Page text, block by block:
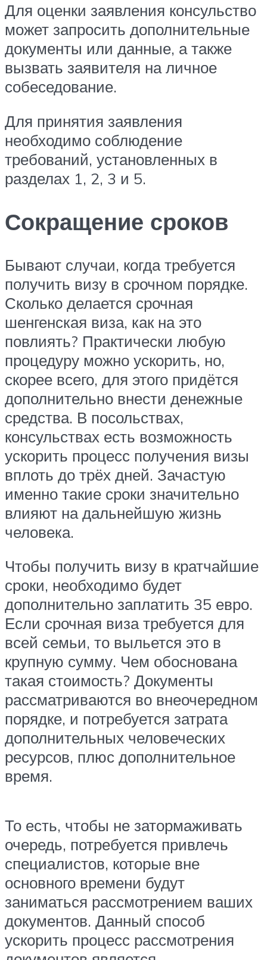
Для оценки заявления консульство
может запросить дополнительные
документы или данные, а также
вызвать заявителя на личное
собеседование.
Для принятия заявления
необходимо соблюдение
требований, установленных в
разделах 1, 2, 3 и 5.
Сокращение сроков
Бывают случаи, когда требуется
получить визу в срочном порядке.
Сколько делается срочная
шенгенская виза, как на это
повлиять? Практически любую
процедуру можно ускорить, но,
скорее всего, для этого придётся
дополнительно внести денежные
средства. В посольствах,
консульствах есть возможность
ускорить процесс получения визы
вплоть до трёх дней. Зачастую
именно такие сроки значительно
влияют на дальнейшую жизнь
человека.
Чтобы получить визу в кратчайшие
сроки, необходимо будет
дополнительно заплатить 35 евро.
Если срочная виза требуется для
всей семьи, то выльется это в
крупную сумму. Чем обоснована
такая стоимость? Документы
рассматриваются во внеочередном
порядке, и потребуется затрата
дополнительных человеческих
ресурсов, плюс дополнительное
время.
То есть, чтобы не затормаживать
очередь, потребуется привлечь
специалистов, которые вне
основного времени будут
заниматься рассмотрением ваших
документов. Данный способ
ускорить процесс рассмотрения